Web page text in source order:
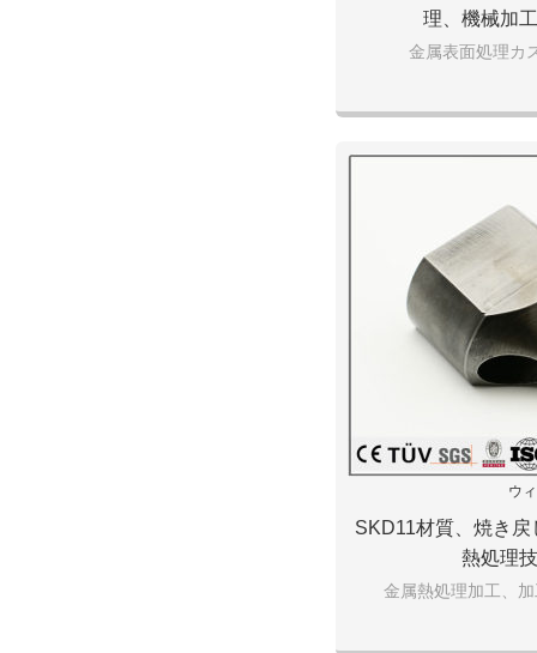
理、機械加
金属表面処理カ
ウ
SKD11材質、焼き
熱処理
金属熱処理加工、